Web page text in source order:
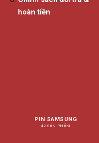
hoàn tiền
PIN SAMSUNG
42 SẢN PHẨM